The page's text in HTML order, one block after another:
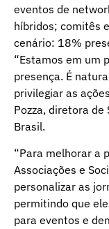
eventos de
híbridos; comitês
cenário: 18%
“Estamos em um
presença. É
privilegiar as
Pozza, diretora de
Brasil.
“Para melhorar a
Associações e
personalizar as
permitindo que
para eventos e